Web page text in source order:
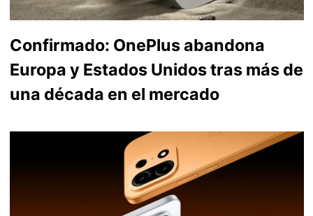
Confirmado: OnePlus abandona
Europa y Estados Unidos tras más de
una década en el mercado